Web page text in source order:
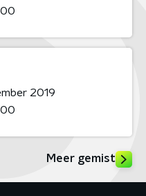
2019
Meer gemist